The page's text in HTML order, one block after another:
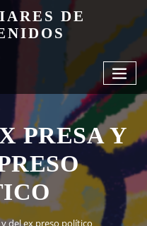
DE
PRESA Y
del ex preso político